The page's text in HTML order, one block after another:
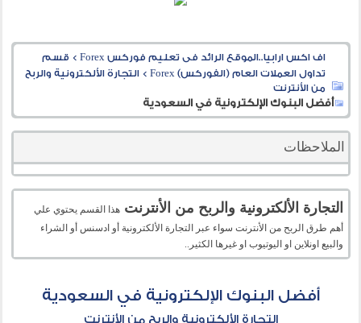
اف اكس ارابيا..الموقع الرائد فى تعليم فوركس Forex > قسم
تداول العملات العام (الفوركس) Forex
>التجارة الألكترونية والربح
من الأنترنت
أفضل البنوك الإلكترونية في السعودية
الملاحظات
التجارة الألكترونية والربح من الأنترنت هذا القسم يحتوي علي
أهم طرق الربح من الأنترنت سواء عبر التجارة الألكترونية أو ادسنس أو الشراء
والبيع اونلاين او اليوتيوب او غيرها الكثير..
أفضل البنوك الإلكترونية في السعودية
التجارة الألكترونية والربح من الأنترنت